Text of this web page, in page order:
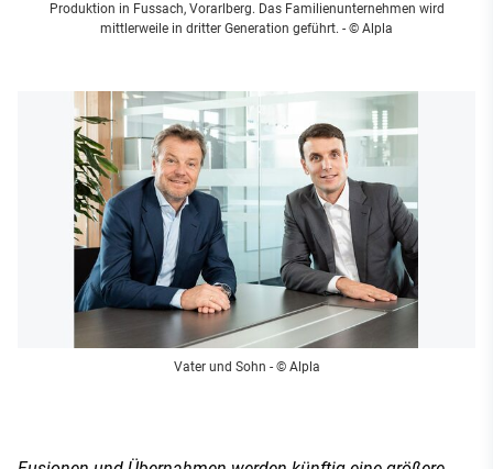
Produktion in Fussach, Vorarlberg. Das Familienunternehmen wird
mittlerweile in dritter Generation geführt. - © Alpla
Vater und Sohn - © Alpla